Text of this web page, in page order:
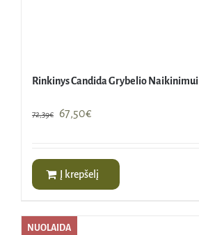
Rinkinys Candida Grybelio Naikinimui
72,39€
Original
67,50€Current
67,50€.
Į krepšelį
NUOLAIDA